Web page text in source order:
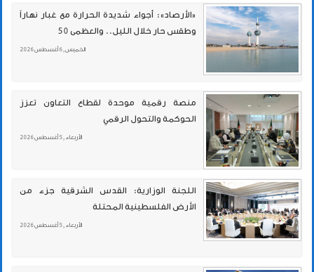
«الأرصاد»: أجواء شديدة الحرارة مع غبار نهاراً
وطقس حار خلال الليل.. والعظمى 50
الخميس , 6 أغسطس 2026
منصة رقمية موحدة لقطاع التعاون تعزز
الحوكمة والتحول الرقمي
الأربعاء , 5 أغسطس 2026
اللجنة الوزارية: القدس الشرقية جزء من
الأرض الفلسطينية المحتلة
الأربعاء , 5 أغسطس 2026